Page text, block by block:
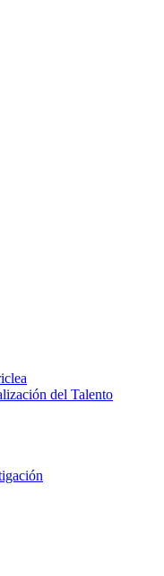
del Talento